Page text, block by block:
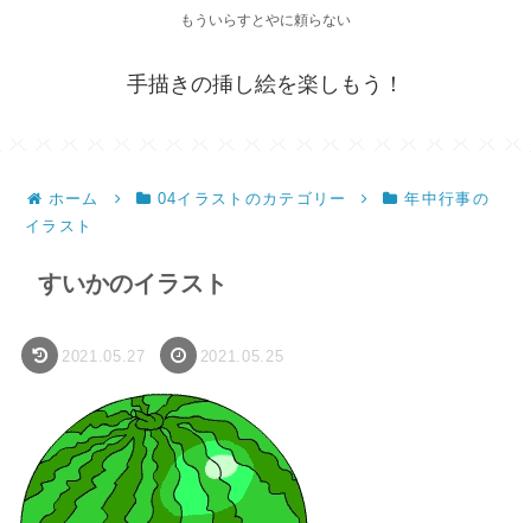
もういらすとやに頼らない
手描きの挿し絵を楽しもう！
ホーム 04イラストのカテゴリー
年中行事の
イラスト
すいかのイラスト
2021.05.27 2021.05.25